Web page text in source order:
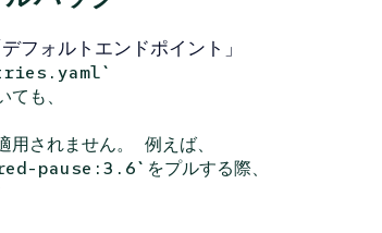
フォルトエンドポイント」
も、
用されません。 例えば、
をプルする際、